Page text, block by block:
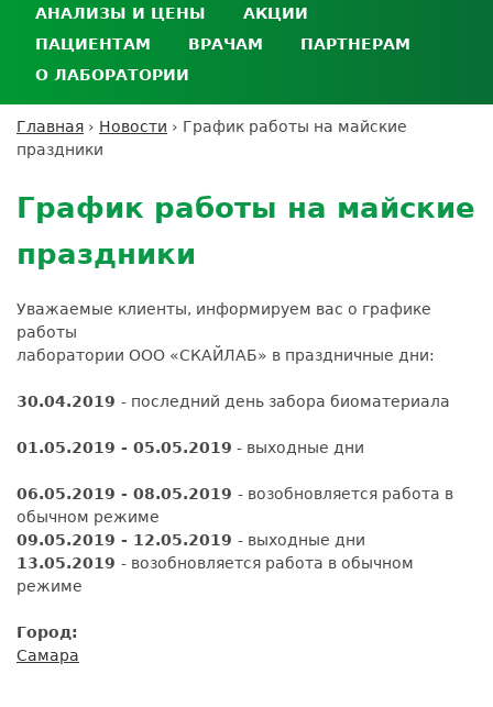
АНАЛИЗЫ И ЦЕНЫ
Анализы и цены
Где сдать анализы
Выезд на дом
Подготовка к анализам
Расшифровка анализов
АКЦИИ
ПАЦИЕНТАМ
Личный кабинет пациента
Дисконтная программа
ДМС
Усиление профилактических мер для
безопасности пациентов
ВРАЧАМ
Сотрудничество
ПАРТНЕРАМ
кабинет
партнёра
Экскурсия в
О ЛАБОРАТОРИИ
Контроль качества
Документы
Вы
Главная › Новости › График работы на майские
праздники
to
top
График работы на майские
праздники
Уважаемые клиенты, информируем вас о графике
работы
лаборатории ООО «СКАЙЛАБ» в праздничные дни:
30.04.2019 - последний день забора биоматериала
01.05.2019 - 05.05.2019 - выходные дни
06.05.2019 - 08.05.2019 - возобновляется работа в
обычном режиме
09.05.2019 - 12.05.2019 - выходные дни
13.05.2019 - возобновляется работа в обычном
режиме
Город:
Самара